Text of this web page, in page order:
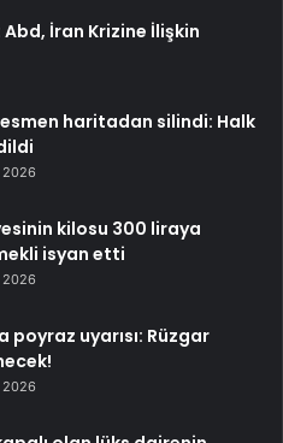
Abd, İran Krizine İlişkin
haritadan silindi: Halk
2026
kilosu 300 liraya
isyan etti
2026
poyraz uyarısı: Rüzgar
2026